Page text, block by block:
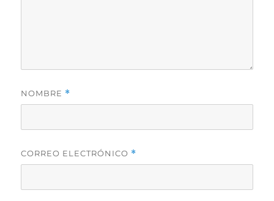
NOMBRE *
CORREO ELECTRÓNICO *